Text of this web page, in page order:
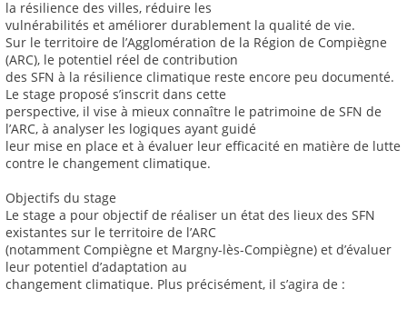
la résilience des villes, réduire les
vulnérabilités et améliorer durablement la qualité de vie.
Sur le territoire de l’Agglomération de la Région de Compiègne
(ARC), le potentiel réel de contribution
des SFN à la résilience climatique reste encore peu documenté.
Le stage proposé s’inscrit dans cette
perspective, il vise à mieux connaître le patrimoine de SFN de
l’ARC, à analyser les logiques ayant guidé
leur mise en place et à évaluer leur efficacité en matière de lutte
contre le changement climatique.
Objectifs du stage
Le stage a pour objectif de réaliser un état des lieux des SFN
existantes sur le territoire de l’ARC
(notamment Compiègne et Margny-lès-Compiègne) et d’évaluer
leur potentiel d’adaptation au
changement climatique. Plus précisément, il s’agira de :